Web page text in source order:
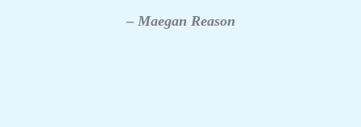
– Maegan Reason